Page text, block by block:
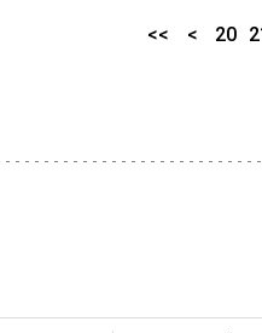
<< < 20